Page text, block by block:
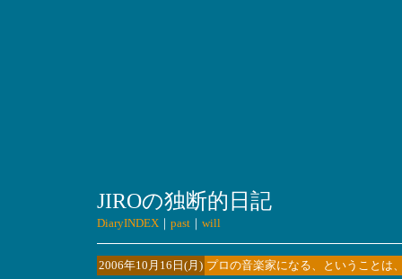
JIROの独断的日記
DiaryINDEX｜ past｜ will
2006年10月16日(月) プロの音楽家になる、ということは